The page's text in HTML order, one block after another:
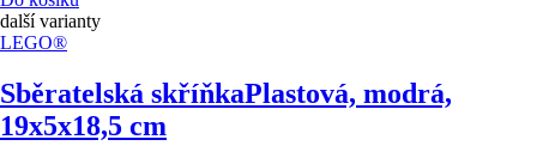
další varianty
LEGO®
Sběratelská skříňkaPlastová, modrá,
19x5x18,5 cm